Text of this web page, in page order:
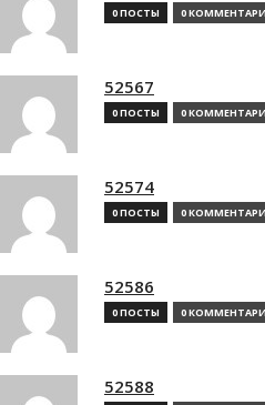
0 ПОСТЫ 0
52567
0 ПОСТЫ 0
52574
0 ПОСТЫ 0
52586
0 ПОСТЫ 0
52588